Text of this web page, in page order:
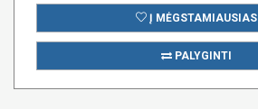
Į MĖGSTAMIAUSIAS
PALYGINTI